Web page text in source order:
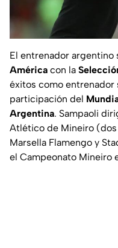
El entrenador argentino
América con la
éxitos como entrenador
participación del
Argentina. Sampaoli
Atlético de Mineiro
Marsella Flamengo y
el Campeonato Mineiro